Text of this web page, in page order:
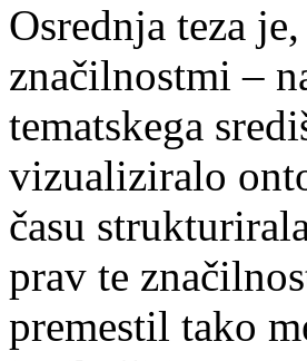
Osrednja teza
značilnostmi –
tematskega
vizualiziralo
času
prav te
premestil tako